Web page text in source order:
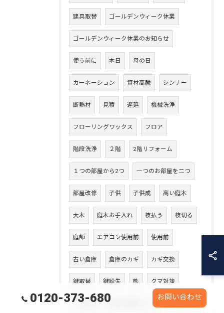
建具取替 ゴールデンウィーク休業
ゴールデンウィーク休業のお知らせ
使う前に 本日 母の日
カーネーション 資材高騰 シンナー
断熱材 見積 遅延 機械洗浄
フローリングワックス フロア
階段洗浄 ２階 2階リフォーム
１つの部屋から2つ 一つのお部屋を二つ
部屋改修 子供 子供成 高い庭木
大木 庭木お手入れ 枝払う 枝切る
庭師 エアコン使用前 使用前
古い倉庫 倉庫のカギ カギ交換
鍵取替 鍵紛失 熊 クマ対策
クマ出没 安全な環境づくり
0120-373-680 お問い合わせ